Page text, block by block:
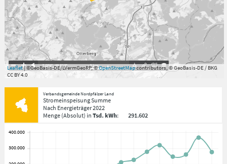
7.059°,49.813° 3km
Leaflet| ©GeoBasis-DE/LVermGeoRP, ©OpenStreetMapcontributors, © GeoBasis-DE / BKG
CC BY 4.0
Verbandsgemeinde Nordpfälzer Land
Stromeinspeisung Summe
Nach Energieträger2022
Menge(Absolut) in Tsd. kWh: 291.602